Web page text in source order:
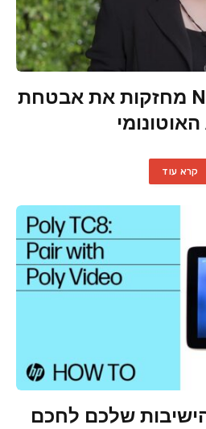
TrendAI ו-NVIDIA מחזקות את אבטחת
קרא עוד
שלכם לחכם